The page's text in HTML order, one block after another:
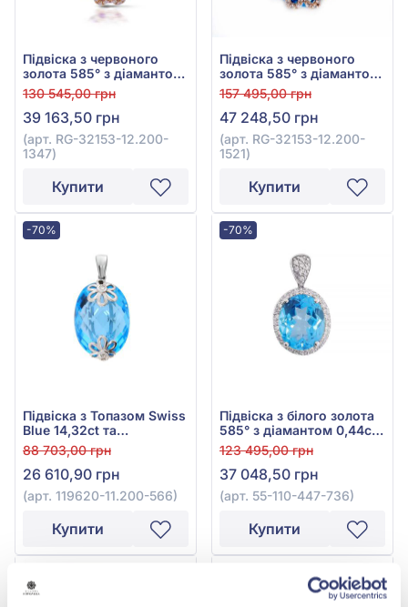
Підвіска з червоного
золота 585° з діамантом
0,28ct та аметистом 12ct,
арт. RG-32153-12.200-
1347
130 545,00 грн
39 163,50 грн
(арт. RG-32153-12.200-
1347)
Купити
Підвіска з червоного
золота 585° з діамантом
0,28ct та блакитним
топазом 16,88ct, арт. RG-
32153-12.200-1521
157 495,00 грн
47 248,50 грн
(арт. RG-32153-12.200-
1521)
Купити
-70%
Підвіска з Топазом Swiss
Blue 14,32ct та
Діамантом 0,02ct із
білого золота 585°, арт.
119620-11.200-566
88 703,00 грн
26 610,90 грн
(арт. 119620-11.200-566)
Купити
-70%
Підвіска з білого золота
585° з діамантом 0,44ct
та топазом Swiss Blue
5,06ct, арт. 55-110-447-
736
123 495,00 грн
37 048,50 грн
(арт. 55-110-447-736)
Купити